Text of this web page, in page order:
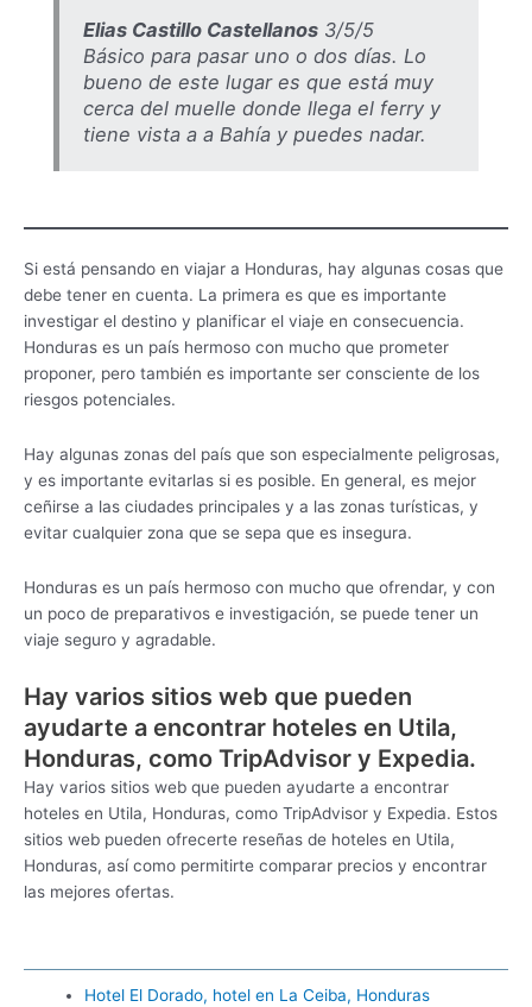
Elias Castillo Castellanos3/5/5
Básico para pasar uno o dos días. Lo
bueno de este lugar es que está muy
cerca del muelle donde llega el ferry y
tiene vista a a Bahía y puedes nadar.
Si está pensando en viajar a Honduras, hay algunas cosas que
debe tener en cuenta. La primera es que es importante
investigar el destino y planificar el viaje en consecuencia.
Honduras es un país hermoso con mucho que prometer
proponer, pero también es importante ser consciente de los
riesgos potenciales.
Hay algunas zonas del país que son especialmente peligrosas,
y es importante evitarlas si es posible. En general, es mejor
ceñirse a las ciudades principales y a las zonas turísticas, y
evitar cualquier zona que se sepa que es insegura.
Honduras es un país hermoso con mucho que ofrendar, y con
un poco de preparativos e investigación, se puede tener un
viaje seguro y agradable.
Hay varios sitios web que pueden
ayudarte a encontrar hoteles en Utila,
Honduras, como TripAdvisor y Expedia.
Hay varios sitios web que pueden ayudarte a encontrar
hoteles en Utila, Honduras, como TripAdvisor y Expedia. Estos
sitios web pueden ofrecerte reseñas de hoteles en Utila,
Honduras, así como permitirte comparar precios y encontrar
las mejores ofertas.
Hotel El Dorado, hotel en La Ceiba, Honduras